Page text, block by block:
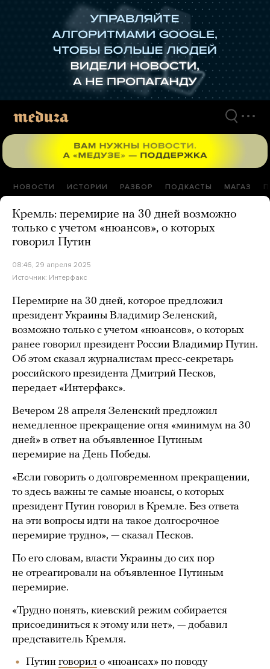
НОВОСТИ ИСТОРИИ РАЗБОР ПОДКАСТЫ МАГАЗ
Кремль: перемирие на 30 дней возможно
только с учетом «нюансов», о которых
говорил Путин
08:46, 29 апреля 2025
Источник: Интерфакс
Перемирие на 30 дней, которое предложил
президент Украины Владимир Зеленский,
возможно только с учетом «нюансов», о которых
ранее говорил президент России Владимир Путин.
Об этом сказал журналистам пресс-секретарь
российского президента Дмитрий Песков,
передает «Интерфакс».
Вечером 28 апреля Зеленский предложил
немедленное прекращение огня «минимум на 30
дней» в ответ на объявленное Путиным
перемирие на День Победы.
«Если говорить о долговременном прекращении,
то здесь важны те самые нюансы, о которых
президент Путин говорил в Кремле. Без ответа
на эти вопросы идти на такое долгосрочное
перемирие трудно», — сказал Песков.
По его словам, власти Украины до сих пор
не отреагировали на объявленное Путиным
перемирие.
«Трудно понять, киевский режим собирается
присоединиться к этому или нет», — добавил
представитель Кремля.
Путин говорил о «нюансах» по поводу